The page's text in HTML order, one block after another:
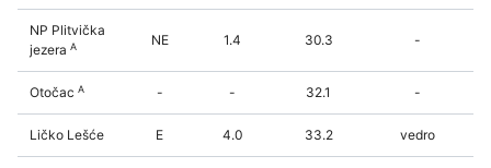
NP Plitvička
jezera A NE 1.4 30.3 -
Otočac A - - 32.1 -
Ličko Lešće E 4.0 33.2 vedro